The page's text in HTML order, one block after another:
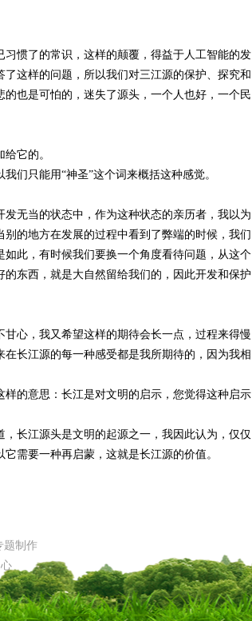
惯了的常识，这样的颠覆，得益于人工智能的发
这样的问题，所以我们对三江源的保护、探究和
也是可怕的，迷失了源头，一个人也好，一个民
它的。
只能用“神圣”这个词来概括这种感觉。
无当的状态中，作为这种状态的亲历者，我以为
的地方在发展的过程中看到了弊端的时候，我们
此，有时候我们要换一个角度看待问题，从这个
东西，就是大自然留给我们的，因此开发和保护
心，我又希望这样的期待会长一点，过程来得慢
长江源的每一种感受都是我所期待的，因为我相
的意思：长江是对文明的启示，您觉得这种启示
长江源头是文明的起源之一，我因此认为，仅仅
需要一种再启蒙，这就是长江源的价值。
题制作